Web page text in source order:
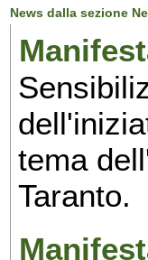
News dalla sezione
tema
Taranto.